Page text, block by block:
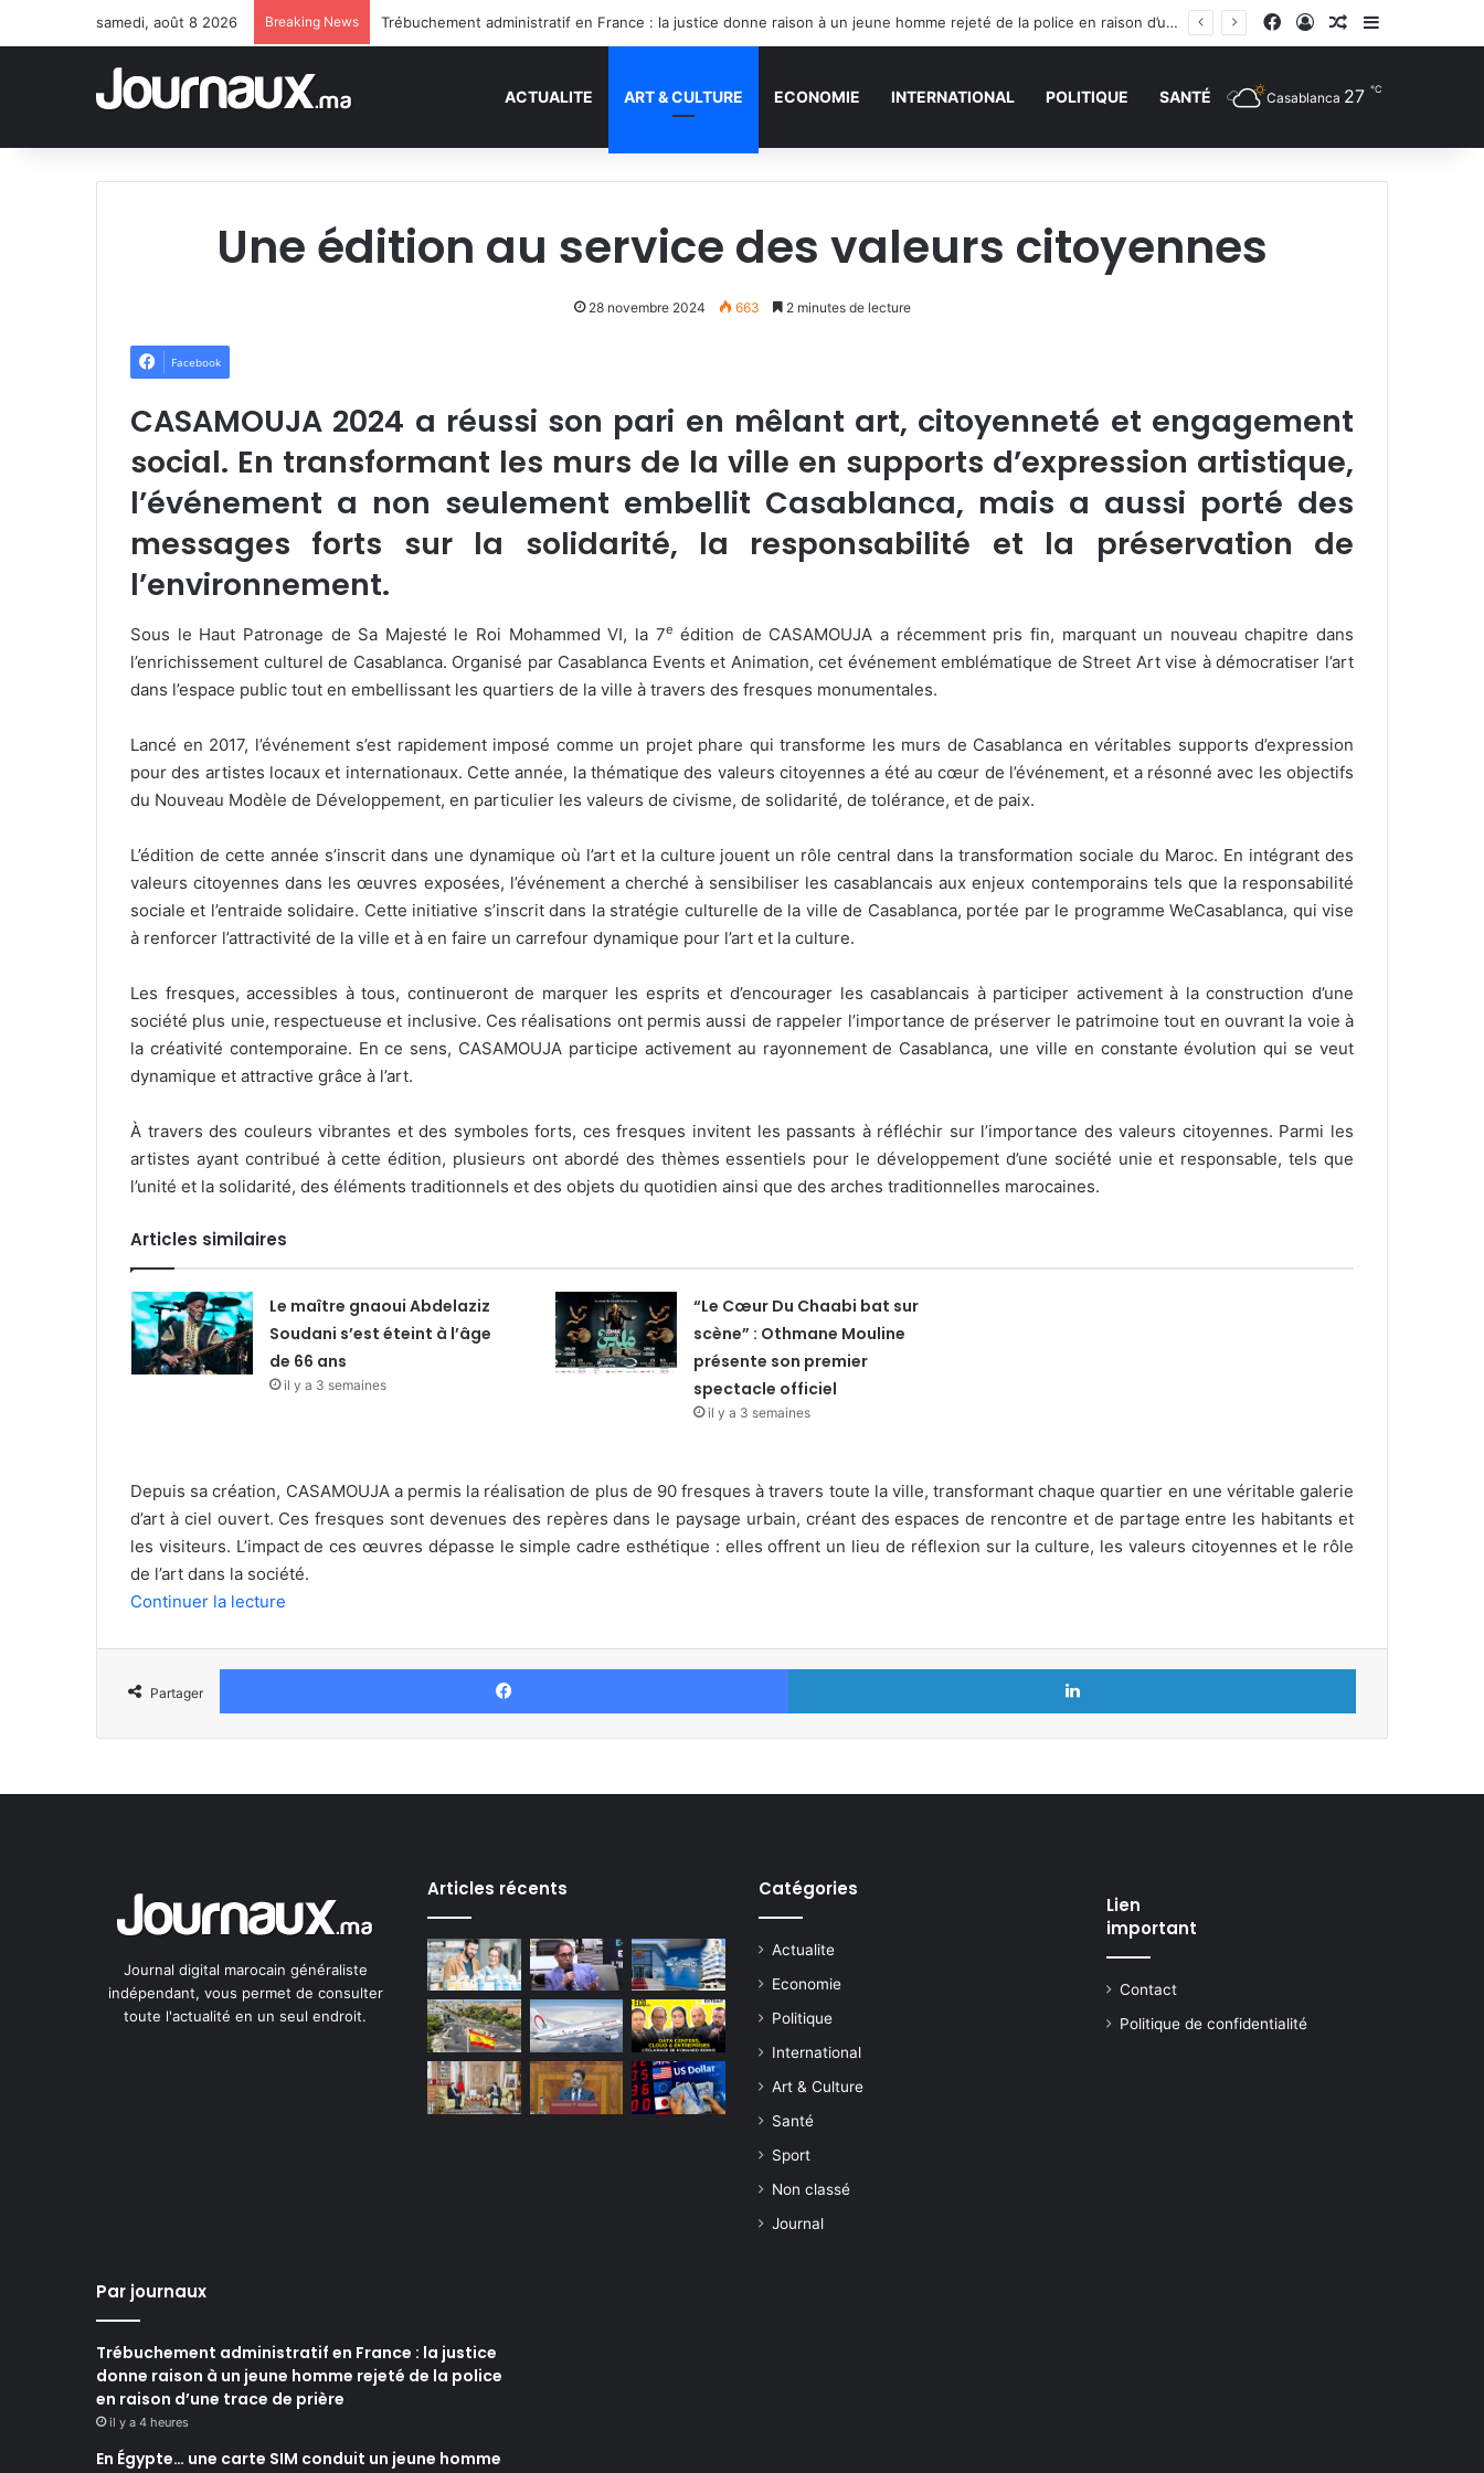
samedi, août 8 2026 Breaking News Trébuchement administratif en France : la justice donne raison à un jeune homme rejeté de la police en raison d’une trace de prière Facebook
Connexion
Article Aléatoire
Sidebar
ACTUALITE ART & CULTURE ECONOMIE INTERNATIONAL POLITIQUE SANTÉ Casablanca 27 ℃
Une édition au service des valeurs citoyennes
28 novembre 2024 663 2 minutes de lecture
Facebook
CASAMOUJA 2024 a réussi son pari en mêlant art, citoyenneté et engagement
social. En transformant les murs de la ville en supports d’expression artistique,
l’événement a non seulement embellit Casablanca, mais a aussi porté des
messages forts sur la solidarité, la responsabilité et la préservation de
l’environnement.
Sous le Haut Patronage de Sa Majesté le Roi Mohammed VI, la 7e édition de CASAMOUJA a récemment pris fin, marquant un nouveau chapitre dans
l’enrichissement culturel de Casablanca. Organisé par Casablanca Events et Animation, cet événement emblématique de Street Art vise à démocratiser l’art
dans l’espace public tout en embellissant les quartiers de la ville à travers des fresques monumentales.
Lancé en 2017, l’événement s’est rapidement imposé comme un projet phare qui transforme les murs de Casablanca en véritables supports d’expression
pour des artistes locaux et internationaux. Cette année, la thématique des valeurs citoyennes a été au cœur de l’événement, et a résonné avec les objectifs
du Nouveau Modèle de Développement, en particulier les valeurs de civisme, de solidarité, de tolérance, et de paix.
L’édition de cette année s’inscrit dans une dynamique où l’art et la culture jouent un rôle central dans la transformation sociale du Maroc. En intégrant des
valeurs citoyennes dans les œuvres exposées, l’événement a cherché à sensibiliser les casablancais aux enjeux contemporains tels que la responsabilité
sociale et l’entraide solidaire. Cette initiative s’inscrit dans la stratégie culturelle de la ville de Casablanca, portée par le programme WeCasablanca, qui vise
à renforcer l’attractivité de la ville et à en faire un carrefour dynamique pour l’art et la culture.
Les fresques, accessibles à tous, continueront de marquer les esprits et d’encourager les casablancais à participer activement à la construction d’une
société plus unie, respectueuse et inclusive. Ces réalisations ont permis aussi de rappeler l’importance de préserver le patrimoine tout en ouvrant la voie à
la créativité contemporaine. En ce sens, CASAMOUJA participe activement au rayonnement de Casablanca, une ville en constante évolution qui se veut
dynamique et attractive grâce à l’art.
À travers des couleurs vibrantes et des symboles forts, ces fresques invitent les passants à réfléchir sur l’importance des valeurs citoyennes. Parmi les
artistes ayant contribué à cette édition, plusieurs ont abordé des thèmes essentiels pour le développement d’une société unie et responsable, tels que
l’unité et la solidarité, des éléments traditionnels et des objets du quotidien ainsi que des arches traditionnelles marocaines.
Articles similaires
Le maître gnaoui Abdelaziz
Soudani s’est éteint à l’âge
de 66 ans
il y a 3 semaines
“Le Cœur Du Chaabi bat sur
scène” : Othmane Mouline
présente son premier
spectacle officiel
il y a 3 semaines
Depuis sa création, CASAMOUJA a permis la réalisation de plus de 90 fresques à travers toute la ville, transformant chaque quartier en une véritable galerie
d’art à ciel ouvert. Ces fresques sont devenues des repères dans le paysage urbain, créant des espaces de rencontre et de partage entre les habitants et
les visiteurs. L’impact de ces œuvres dépasse le simple cadre esthétique : elles offrent un lieu de réflexion sur la culture, les valeurs citoyennes et le rôle
de l’art dans la société.
Continuer la lecture
Partager
Facebook Linkedin
Journal digital marocain généraliste
indépendant, vous permet de consulter
toute l'actualité en un seul endroit.
Articles récents Catégories
Actualite
Economie
Politique
International
Art & Culture
Santé
Sport
Non classé
Journal
Lien
important
Contact
Politique de confidentialité
Par journaux
Trébuchement administratif en France : la justice
donne raison à un jeune homme rejeté de la police
en raison d’une trace de prière
il y a 4 heures
En Égypte… une carte SIM conduit un jeune homme